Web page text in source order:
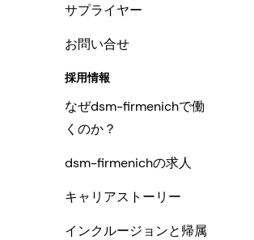
サプライヤー
お問い合せ
採用情報
なぜdsm-firmenichで働
くのか？
dsm-firmenichの求人
キャリアストーリー
インクルージョンと帰属